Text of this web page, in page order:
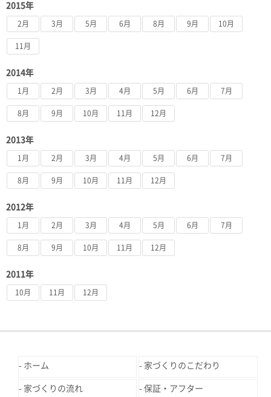
2015年
2月 3月 5月 6月 8月 9月 10月
11月
2014年
1月 2月 3月 4月 5月 6月 7月
8月 9月 10月 11月 12月
2013年
1月 2月 3月 4月 5月 6月 7月
8月 9月 10月 11月 12月
2012年
1月 2月 3月 4月 5月 6月 7月
8月 9月 10月 11月 12月
2011年
10月 11月 12月
ホーム 家づくりのこだわり
家づくりの流れ 保証・アフター